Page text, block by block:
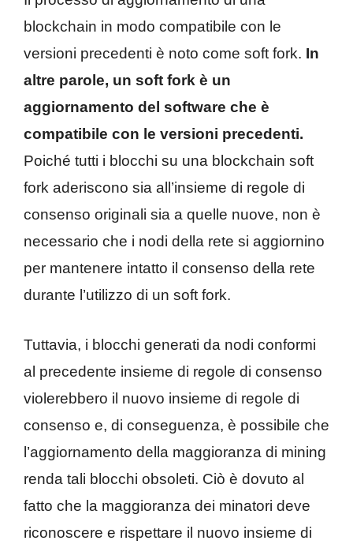
blockchain in modo compatibile con le
versioni precedenti è noto come soft fork. In
altre parole, un soft fork è un
aggiornamento del software che è
compatibile con le versioni precedenti.
Poiché tutti i blocchi su una blockchain soft
fork aderiscono sia all’insieme di regole di
consenso originali sia a quelle nuove, non è
necessario che i nodi della rete si aggiornino
per mantenere intatto il consenso della rete
durante l’utilizzo di un soft fork.
Tuttavia, i blocchi generati da nodi conformi
al precedente insieme di regole di consenso
violerebbero il nuovo insieme di regole di
consenso e, di conseguenza, è possibile che
l’aggiornamento della maggioranza di mining
renda tali blocchi obsoleti. Ciò è dovuto al
fatto che la maggioranza dei minatori deve
riconoscere e rispettare il nuovo insieme di